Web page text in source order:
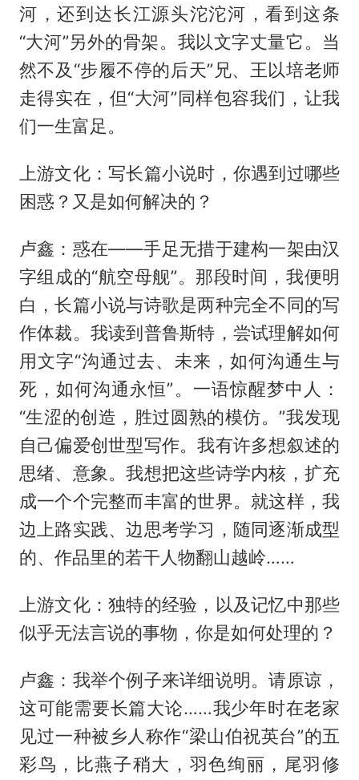
河，还到达长江源头沱沱河，看到这条
“大河”另外的骨架。我以文字丈量它。当
然不及“步履不停的后天”兄、王以培老师
走得实在，但“大河”同样包容我们，让我
们一生富足。
上游文化：写长篇小说时，你遇到过哪些
困惑？又是如何解决的？
卢鑫：惑在——手足无措于建构一架由汉
字组成的“航空母舰”。那段时间，我便明
白，长篇小说与诗歌是两种完全不同的写
作体裁。我读到普鲁斯特，尝试理解如何
用文字“沟通过去、未来，如何沟通生与
死，如何沟通永恒”。一语惊醒梦中人：
“生涩的创造，胜过圆熟的模仿。”我发现
自己偏爱创世型写作。我有许多想叙述的
思绪、意象。我想把这些诗学内核，扩充
成一个个完整而丰富的世界。就这样，我
边上路实践、边思考学习，随同逐渐成型
的、作品里的若干人物翻山越岭……
上游文化：独特的经验，以及记忆中那些
似乎无法言说的事物，你是如何处理的？
卢鑫：我举个例子来详细说明。请原谅，
这可能需要长篇大论……我少年时在老家
见过一种被乡人称作“梁山伯祝英台”的五
彩鸟，比燕子稍大，羽色绚丽，尾羽修